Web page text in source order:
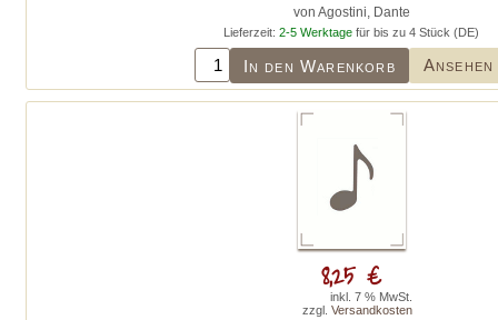
von Agostini, Dante
Lieferzeit: 2-5 Werktage für bis zu 4 Stück (DE)
In den Warenkorb Ansehen
8,25 €
inkl. 7 % MwSt.
zzgl. Versandkosten